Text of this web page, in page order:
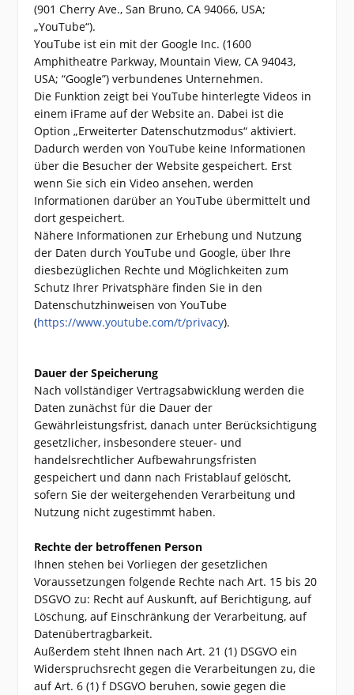
(901 Cherry Ave., San Bruno, CA 94066, USA;
„YouTube“).
YouTube ist ein mit der Google Inc. (1600
Amphitheatre Parkway, Mountain View, CA 94043,
USA; “Google”) verbundenes Unternehmen.
Die Funktion zeigt bei YouTube hinterlegte Videos in
einem iFrame auf der Website an. Dabei ist die
Option „Erweiterter Datenschutzmodus“ aktiviert.
Dadurch werden von YouTube keine Informationen
über die Besucher der Website gespeichert. Erst
wenn Sie sich ein Video ansehen, werden
Informationen darüber an YouTube übermittelt und
dort gespeichert.
Nähere Informationen zur Erhebung und Nutzung
der Daten durch YouTube und Google, über Ihre
diesbezüglichen Rechte und Möglichkeiten zum
Schutz Ihrer Privatsphäre finden Sie in den
Datenschutzhinweisen von YouTube
(https://www.youtube.com/t/privacy).
Dauer der Speicherung
Nach vollständiger Vertragsabwicklung werden die
Daten zunächst für die Dauer der
Gewährleistungsfrist, danach unter Berücksichtigung
gesetzlicher, insbesondere steuer- und
handelsrechtlicher Aufbewahrungsfristen
gespeichert und dann nach Fristablauf gelöscht,
sofern Sie der weitergehenden Verarbeitung und
Nutzung nicht zugestimmt haben.
Rechte der betroffenen Person
Ihnen stehen bei Vorliegen der gesetzlichen
Voraussetzungen folgende Rechte nach Art. 15 bis 20
DSGVO zu: Recht auf Auskunft, auf Berichtigung, auf
Löschung, auf Einschränkung der Verarbeitung, auf
Datenübertragbarkeit.
Außerdem steht Ihnen nach Art. 21 (1) DSGVO ein
Widerspruchsrecht gegen die Verarbeitungen zu, die
auf Art. 6 (1) f DSGVO beruhen, sowie gegen die